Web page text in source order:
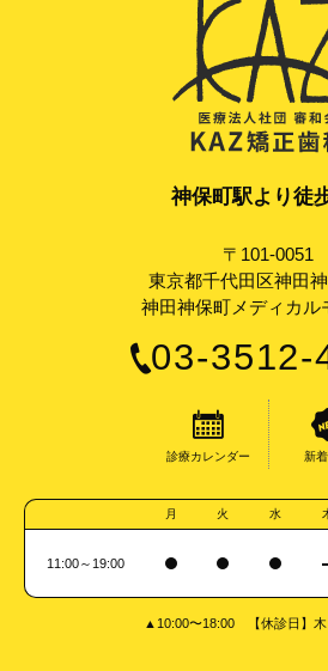
神保町駅より徒
〒101-0051
東京都千代田区神田
神田神保町メディカル
03-3512-
診療カレンダー 新
月 火 水
11:00～19:00
▲10:00〜18:00 【休診日】木